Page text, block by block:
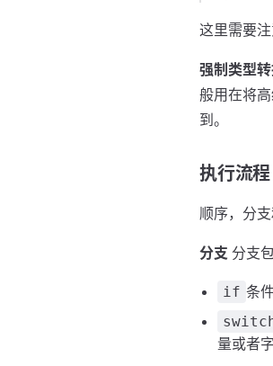
这里需要
强制类型
般用在将
到。
执行流程
顺序，分
分支 分支
if 条
量或者